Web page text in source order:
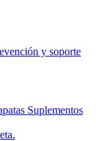
y soporte
Suplementos